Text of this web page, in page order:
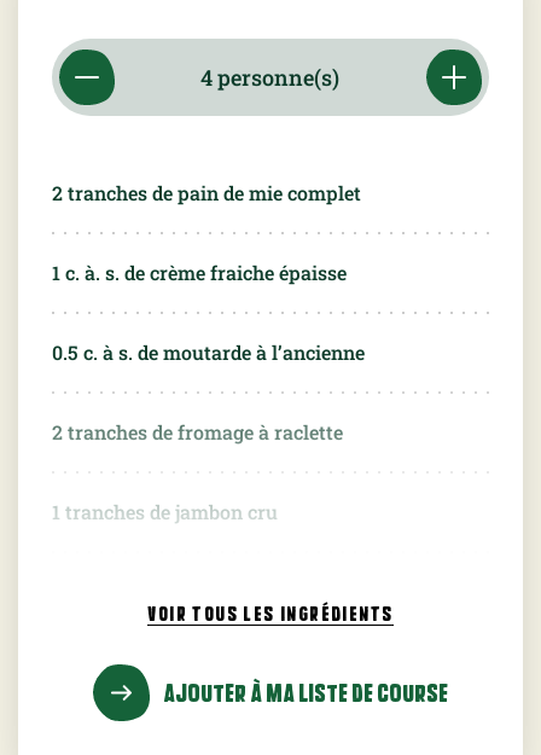
2tranches de pain de mie complet
1c. à. s. de crème fraiche épaisse
0.5 c. à s. de moutarde à l’ancienne
2tranches de fromage à raclette
1 tranches de jambon cru
VOIR TOUS LES INGRÉDIENTS
AJOUTER À MA LISTE DE COURSE